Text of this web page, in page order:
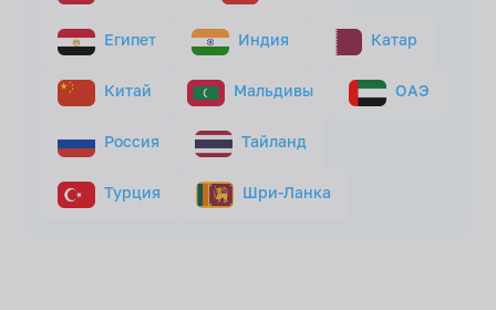
Египет Индия Катар
Китай Мальдивы ОАЭ
Россия Тайланд
Турция Шри-Ланка